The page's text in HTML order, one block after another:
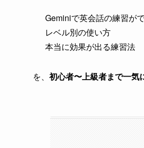
Geminiで英会話の練習が
レベル別の使い方
本当に効果が出る練習法
を、 初心者〜上級者まで一気